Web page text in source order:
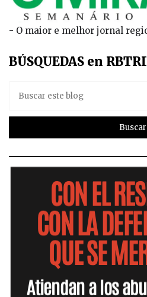
- O maior e melhor jornal
BÚSQUEDAS en